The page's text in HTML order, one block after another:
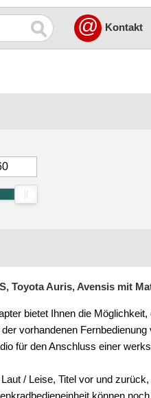
@ Kontakt
Toyota Auris, Avensis mit
bietet Ihnen die
vorhandenen
für den Anschluss einer
/ Leise, Titel vor und
können